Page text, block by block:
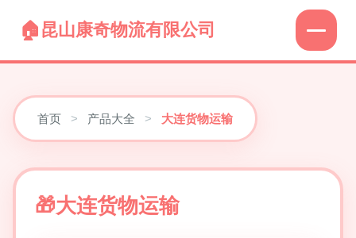
昆山康奇物流有限公司
首页 > 产品大全 > 大连货物运输
大连货物运输